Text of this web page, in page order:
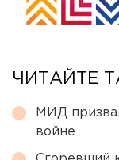
ЧИТАЙТЕ
МИД
войне